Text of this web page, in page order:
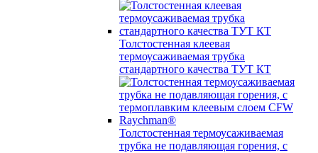
Толстостенная клеевая
термоусаживаемая трубка
стандартного качества ТУТ КТ
Толстостенная термоусаживаемая
трубка не подавляющая горения, с